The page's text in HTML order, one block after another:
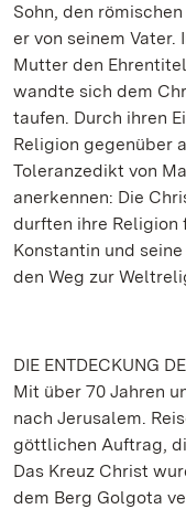
Sohn, den
er von seinem Vater.
Mutter den
wandte sich dem
taufen. Durch ihren
Religion gegenüber
Toleranzedikt von
anerkennen: Die
durften ihre Religion
Konstantin und
den Weg zur
DIE ENTDECKUNG
Mit über 70 Jahren
nach Jerusalem.
göttlichen Auftrag,
Das Kreuz Christ
dem Berg Golgota